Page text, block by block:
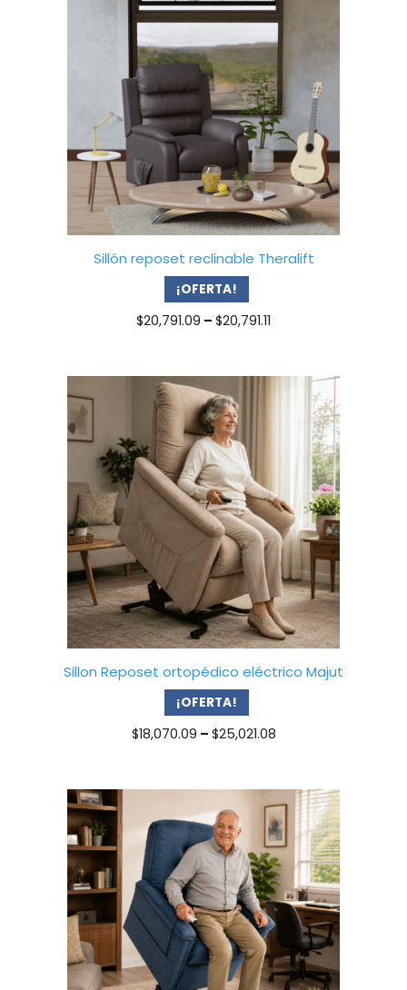
Sillón reposet reclinable Theralift
¡OFERTA!
$20,791.09 – $20,791.11
through
$20,791.11
Sillon Reposet ortopédico eléctrico Majut
¡OFERTA!
$18,070.09 – $25,021.08Price
through
$25,021.08